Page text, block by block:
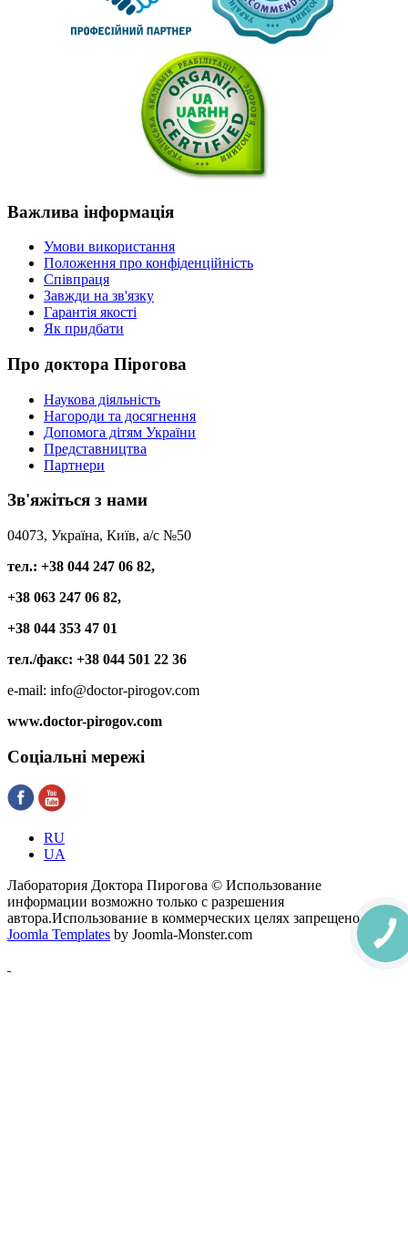
Важлива інформація
Умови використання
Положення про конфіденційність
Співпраця
Завжди на зв'язку
Гарантія якості
Як придбати
Про доктора Пірогова
Наукова діяльність
Нагороди та досягнення
Допомога дітям України
Представництва
Партнери
Зв'яжіться з нами
04073, Україна, Київ, а/с №50
тел.: +38 044 247 06 82,
+38 063 247 06 82,
+38 044 353 47 01
тел./факс: +38 044 501 22 36
e-mail: info@doctor-pirogov.com
www.doctor-pirogov.com
Соціальні мережі
RU
UA
Лаборатория Доктора Пирогова © Использование
информации возможно только с разрешения
автора.Использование в коммерческих целях запрещено.
Joomla Templates by Joomla-Monster.com